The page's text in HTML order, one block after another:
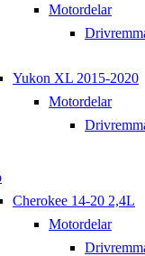
Motordelar
Yukon XL 2015-2020
Motordelar
Cherokee 14-20 2,4L
Motordelar